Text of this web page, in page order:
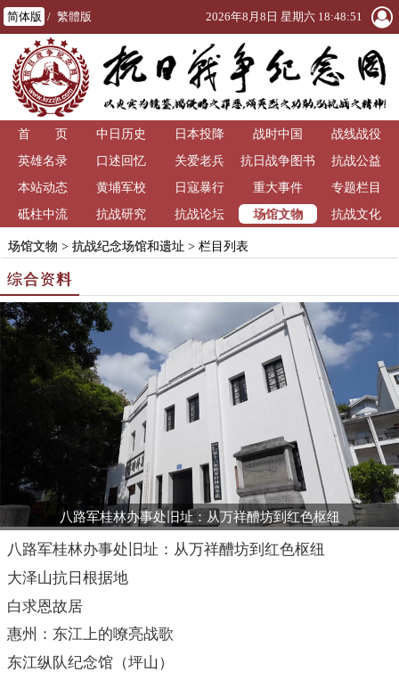
简体版 / 繁體版 2026年8月8日 星期六 18:48:54
首 页 中日历史 日本投降 战时中国
战线战役
英雄名录
口述回忆 关爱老兵
抗日战争图书
馆
抗战公益
本站动态
黄埔军校 日寇暴行 重大事件
专题栏目
砥柱中流
抗战研究 抗战论坛 场馆文物 抗战文化
场馆文物 > 抗战纪念场馆和遗址 > 栏目列表
综合资料
八路军桂林办事处旧址：从万祥醩坊到红色枢纽
八路军桂林办事处旧址：从万祥醩坊到红色枢纽
大泽山抗日根据地
白求恩故居
惠州：东江上的嘹亮战歌
东江纵队纪念馆（坪山）